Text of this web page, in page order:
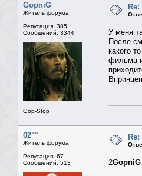
GopniG
Житель форума
Репутация: 385
Сообщений: 3344
Gop-Stop
У меня
После
какого
фильма
02™
Житель форума
Репутация: 67
Сообщений: 513
2GopniG